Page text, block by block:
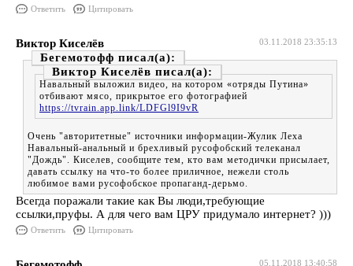
Ответить Цитировать
03.11.2018 23:35:13
Виктор Киселёв
Бегемотофф
Виктор Киселёв
Навальный выложил видео, на котором «отряды Путина»
отбивают мясо, прикрытое его фотографией
https://tvrain.app.link/LDFGl9I9vR
Очень "авторитетные" источники информации-Жулик Леха
Навальный-анальный и брехливый русофобский телеканал
"Дождь". Киселев, сообщите тем, кто вам методички присылает,
давать ссылку на что-то более приличное, нежели столь
любимое вами русофобское пропаганд-дерьмо.
Всегда поражали такие как Вы люди,требующие
ссылки,пруфы. А для чего вам ЦРУ придумало интернет? )))
Ответить Цитировать
05.11.2018 13:40:58